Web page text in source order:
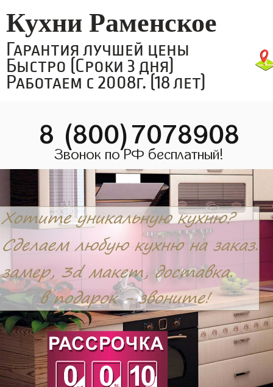
Кухни Раменское
Гарантия лучшей цены
Быстро (Сроки 3 дня)
Работаем с 2008г. (18 лет)
8 (800)7078908
Звонок по РФ бесплатный!